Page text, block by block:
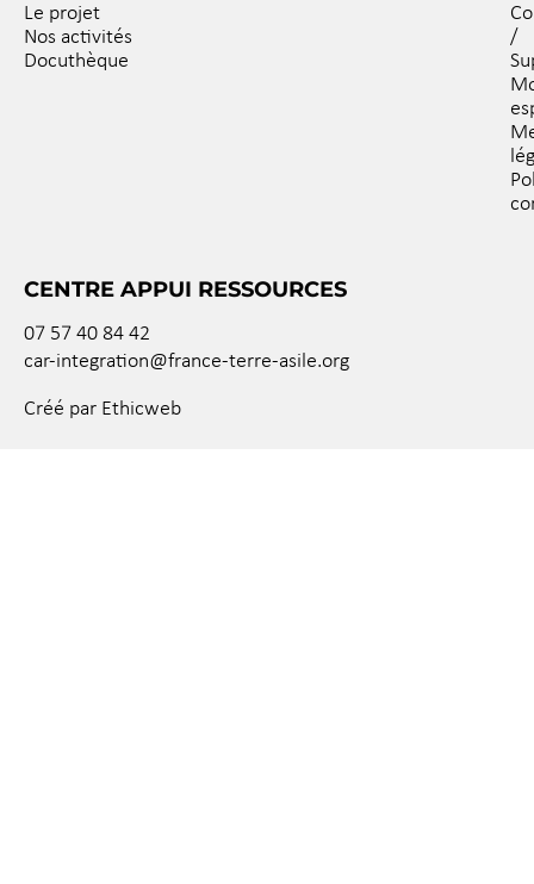
Le projet
Nos activités
Docuthèque
/
CENTRE APPUI RESSOURCES
07 57 40 84 42
car-integration@france-terre-asile.org
Créé par Ethicweb